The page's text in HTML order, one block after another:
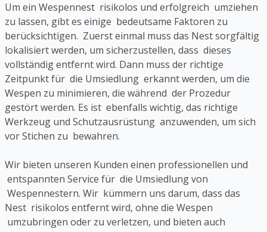
Um ein Wespennest risikolos und erfolgreich umziehen
zu lassen, gibt es einige bedeutsame Faktoren zu
berücksichtigen. Zuerst einmal muss das Nest sorgfältig
lokalisiert werden, um sicherzustellen, dass dieses
vollständig entfernt wird. Dann muss der richtige
Zeitpunkt für die Umsiedlung erkannt werden, um die
Wespen zu minimieren, die während der Prozedur
gestört werden. Es ist ebenfalls wichtig, das richtige
Werkzeug und Schutzausrüstung anzuwenden, um sich
vor Stichen zu bewahren.
Wir bieten unseren Kunden einen professionellen und
entspannten Service für die Umsiedlung von
Wespennestern. Wir kümmern uns darum, dass das
Nest risikolos entfernt wird, ohne die Wespen
umzubringen oder zu verletzen, und bieten auch